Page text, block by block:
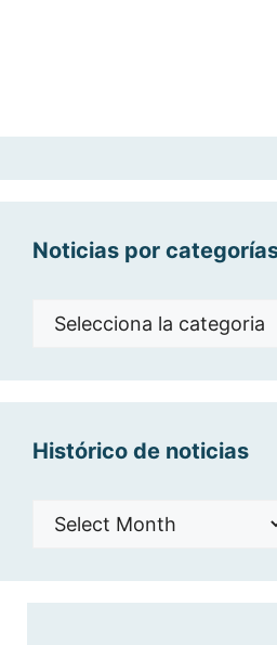
Noticias por
Noticias
Histórico de noticias
Histórico